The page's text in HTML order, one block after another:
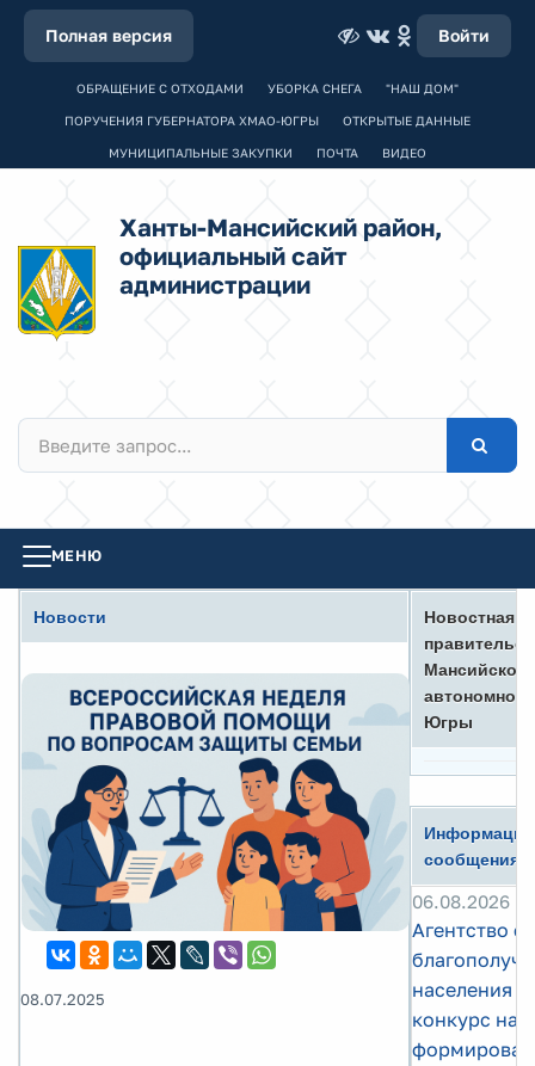
Полная версия Войти
ОБРАЩЕНИЕ С ОТХОДАМИ УБОРКА СНЕГА "НАШ ДОМ"
ПОРУЧЕНИЯ ГУБЕРНАТОРА ХМАО-ЮГРЫ ОТКРЫТЫЕ ДАННЫЕ
МУНИЦИПАЛЬНЫЕ ЗАКУПКИ ПОЧТА ВИДЕО
Ханты-Мансийский район,
официальный сайт
администрации
МЕНЮ
Новости
08.07.2025
Новостная
Мансийского
Югры
сообщения
06.08.2026
Агентство
населения
конкурс на